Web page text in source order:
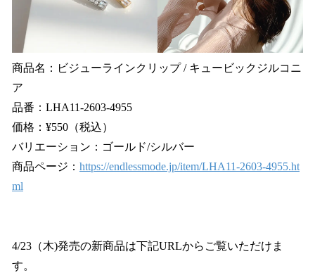
商品名：ビジューラインクリップ / キュービックジルコニ
ア
品番：LHA11-2603-4955
価格：¥550（税込）
バリエーション：ゴールド/シルバー
商品ページ： https://endlessmode.jp/item/LHA11-2603-4955.ht
ml
4/23（木)発売の新商品は下記URLからご覧いただけま
す。